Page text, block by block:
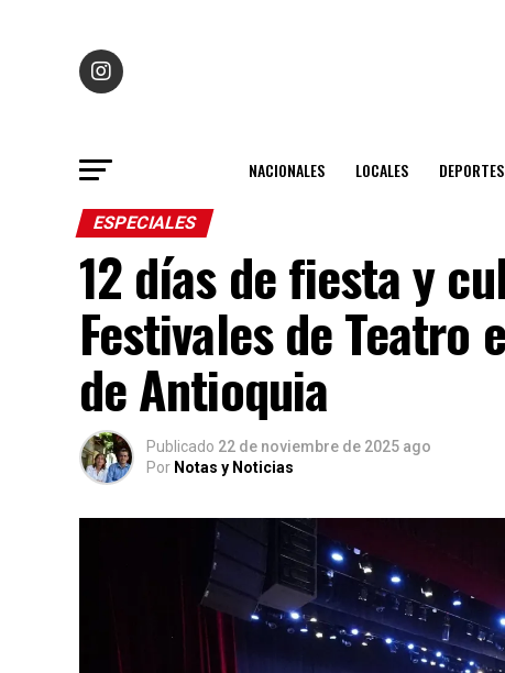
NACIONALES LOCALES DEPORTES
ESPECIALES
12 días de fiesta y
Festivales de Teatro
de Antioquia
Publicado 22 de noviembre de 2025 ago
Por Notas y Noticias